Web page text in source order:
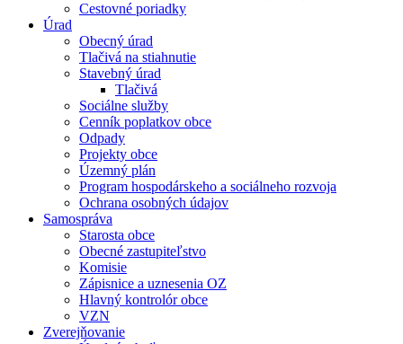
Cestovné poriadky
Úrad
Obecný úrad
Tlačivá na stiahnutie
Stavebný úrad
Tlačivá
Sociálne služby
Cenník poplatkov obce
Odpady
Projekty obce
Územný plán
Program hospodárskeho a sociálneho rozvoja
Ochrana osobných údajov
Samospráva
Starosta obce
Obecné zastupiteľstvo
Komisie
Zápisnice a uznesenia OZ
Hlavný kontrolór obce
VZN
Zverejňovanie